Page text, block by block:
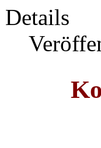
Details